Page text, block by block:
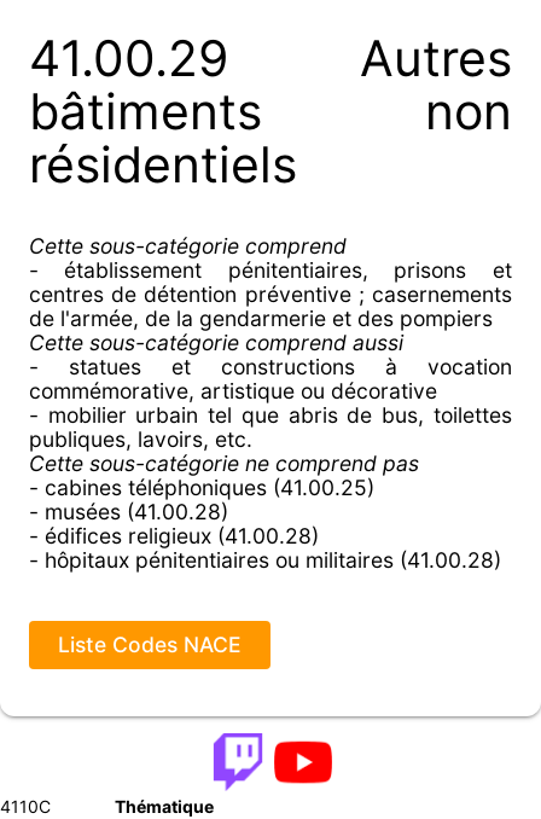
41.00.29 Autres
bâtiments non
résidentiels
Cette sous-catégorie comprend
- établissement pénitentiaires, prisons et
centres de détention préventive ; casernements
de l'armée, de la gendarmerie et des pompiers
Cette sous-catégorie comprend aussi
- statues et constructions à vocation
commémorative, artistique ou décorative
- mobilier urbain tel que abris de bus, toilettes
publiques, lavoirs, etc.
Cette sous-catégorie ne comprend pas
- cabines téléphoniques (41.00.25)
- musées (41.00.28)
- édifices religieux (41.00.28)
- hôpitaux pénitentiaires ou militaires (41.00.28)
Liste Codes NACE
4110C
Thématique